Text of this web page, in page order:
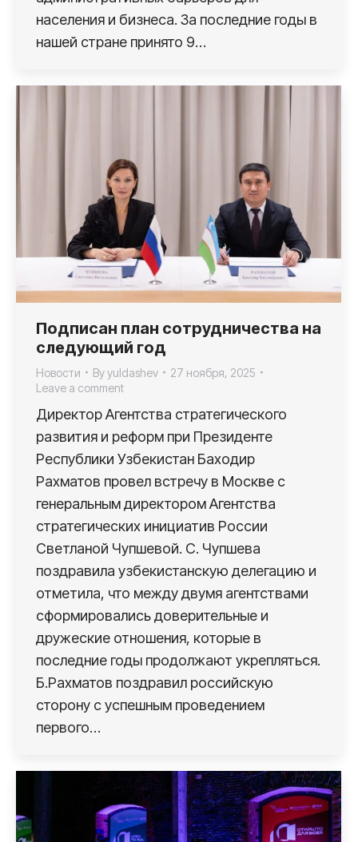
населения и бизнеса. За последние годы в
нашей стране принято 9…
Подписан план сотрудничества на
следующий год
Новости Byyuldashev
27 ноября, 2025
Leave a comment
Директор Агентства стратегического
развития и реформ при Президенте
Республики Узбекистан Баходир
Рахматов провел встречу в Москве с
генеральным директором Агентства
стратегических инициатив России
Светланой Чупшевой. С. Чупшева
поздравила узбекистанскую делегацию и
отметила, что между двумя агентствами
сформировались доверительные и
дружеские отношения, которые в
последние годы продолжают укрепляться.
Б.Рахматов поздравил российскую
сторону с успешным проведением
первого…